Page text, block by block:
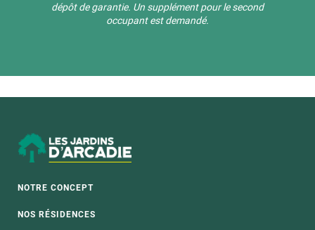
dépôt de garantie. Un supplément pour le second
occupant est demandé.
NOTRE CONCEPT
NOS RÉSIDENCES